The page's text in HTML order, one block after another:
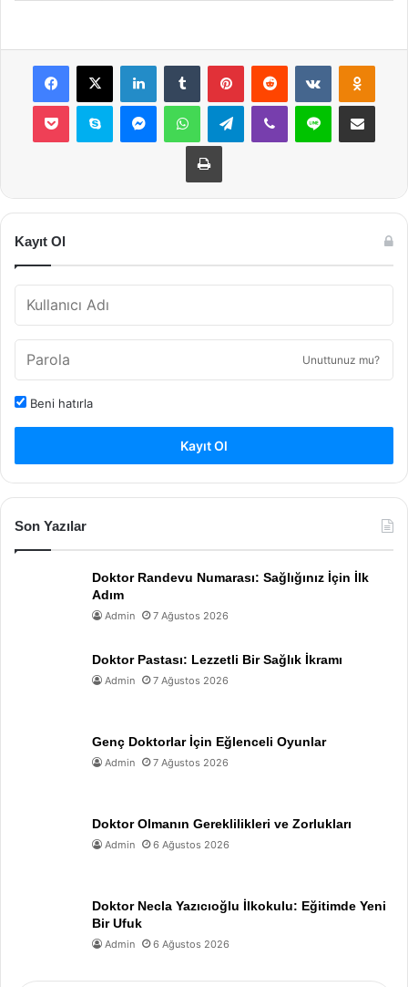
Facebook
X LinkedInTumblr PinterestReddit VKontakte
Pocket Skype MessengerWhatsAppTelegramViber Line E-Posta ile
Yazdır
Kayıt Ol
Unuttunuz mu?
Beni hatırla
Kayıt Ol
Son Yazılar
Doktor Randevu Numarası: Sağlığınız İçin İlk
Adım
Admin 7 Ağustos 2026
Doktor Pastası: Lezzetli Bir Sağlık İkramı
Admin 7 Ağustos 2026
Genç Doktorlar İçin Eğlenceli Oyunlar
Admin 7 Ağustos 2026
Doktor Olmanın Gereklilikleri ve Zorlukları
Admin 6 Ağustos 2026
Doktor Necla Yazıcıoğlu İlkokulu: Eğitimde Yeni
Bir Ufuk
Admin 6 Ağustos 2026